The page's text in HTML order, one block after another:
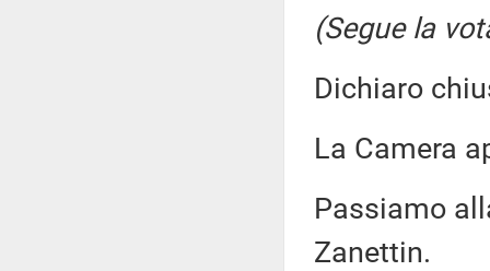
(Segue la
Dichiaro
La Camera
Passiamo
Zanettin.